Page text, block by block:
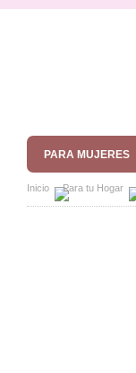
PARA MUJERES
Inicio Para tu Hogar